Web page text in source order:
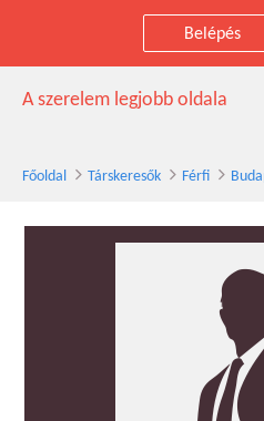
Belépés
Yucca társkereső
A szerelem legjobb oldala
Főoldal Társkeresők Férfi